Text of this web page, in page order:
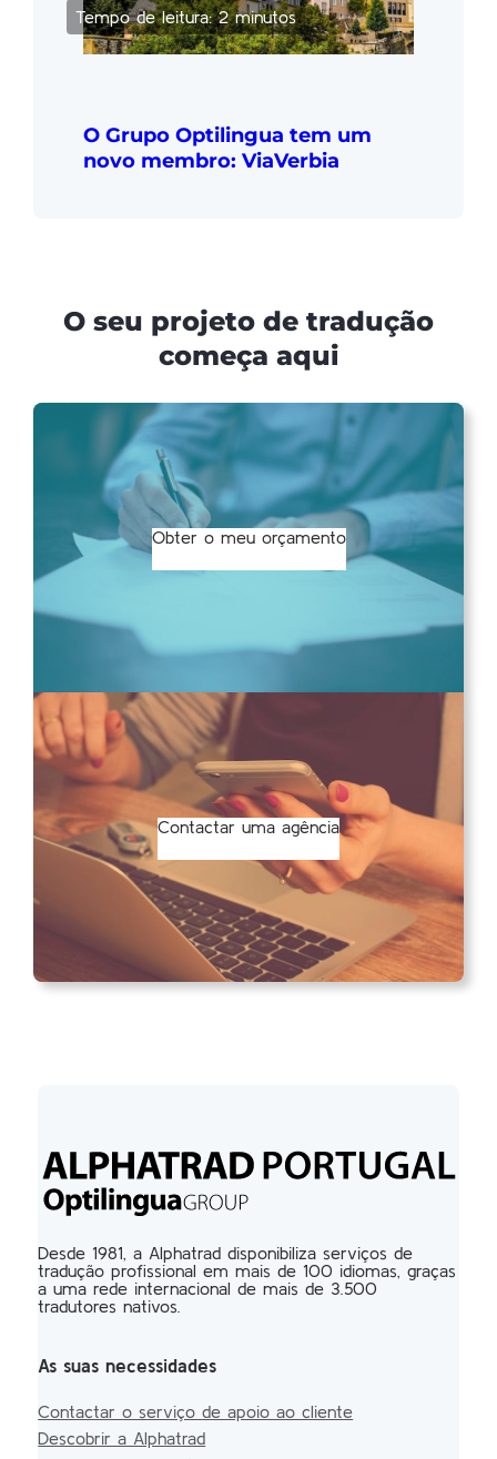
Tempo de leitura: 2 minutos
O Grupo Optilingua tem um
novo membro: ViaVerbia
O seu projeto de tradução
começa aqui
Obter o meu orçamento
Contactar uma agência
Desde 1981, a Alphatrad disponibiliza serviços de
tradução profissional em mais de 100 idiomas, graças
a uma rede internacional de mais de 3.500
tradutores nativos.
As suas necessidades
Contactar o serviço de apoio ao cliente
Descobrir a Alphatrad